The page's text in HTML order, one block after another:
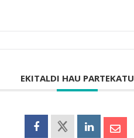
EKITALDI HAU PARTEKATU